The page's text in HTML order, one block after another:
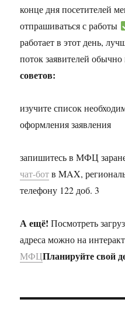
конце дня посетителей
отпрашиваться с работы
работает в этот день,
поток заявителей
советов:
изучите список
оформления заявления
запишитесь в МФЦ
чат-ботв MAX,
телефону 122 доб. 3
А ещё!Посмотреть
адреса можно на
МФЦПланируйте свой